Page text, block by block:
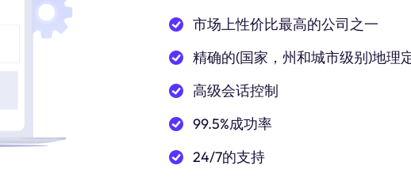
市场上性价比最高的公司之一
精确的(国家，州和城市级别)地理
高级会话控制
99.5%成功率
24/7的支持